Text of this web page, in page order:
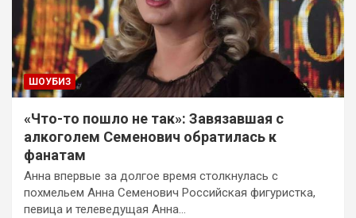
ШОУБИЗ
«Что-то пошло не так»: Завязавшая с
алкоголем Семенович обратилась к
фанатам
Анна впервые за долгое время столкнулась с
похмельем Анна Семенович Российская фигуристка,
певица и телеведущая Анна…